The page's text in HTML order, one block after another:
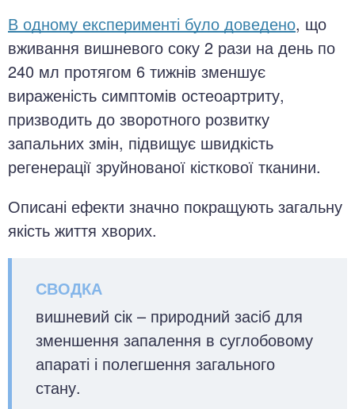
В одному експерименті було доведено, що
вживання вишневого соку 2 рази на день по
240 мл протягом 6 тижнів зменшує
вираженість симптомів остеоартриту,
призводить до зворотного розвитку
запальних змін, підвищує швидкість
регенерації зруйнованої кісткової тканини.
Описані ефекти значно покращують загальну
якість життя хворих.
вишневий сік – природний засіб для
зменшення запалення в суглобовому
апараті і полегшення загального
стану.